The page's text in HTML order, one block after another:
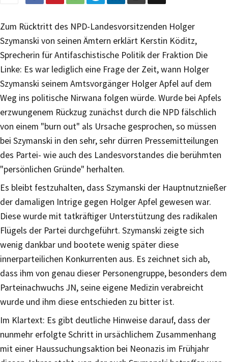
Zum Rücktritt des NPD-Landesvorsitzenden Holger
Szymanski von seinen Ämtern erklärt Kerstin Köditz,
Sprecherin für Antifaschistische Politik der Fraktion Die
Linke: Es war lediglich eine Frage der Zeit, wann Holger
Szymanski seinem Amtsvorgänger Holger Apfel auf dem
Weg ins politische Nirwana folgen würde. Wurde bei Apfels
erzwungenem Rückzug zunächst durch die NPD fälschlich
von einem "burn out" als Ursache gesprochen, so müssen
bei Szymanski in den sehr, sehr dürren Pressemitteilungen
des Partei- wie auch des Landesvorstandes die berühmten
"persönlichen Gründe" herhalten.
Es bleibt festzuhalten, dass Szymanski der Hauptnutznießer
der damaligen Intrige gegen Holger Apfel gewesen war.
Diese wurde mit tatkräftiger Unterstützung des radikalen
Flügels der Partei durchgeführt. Szymanski zeigte sich
wenig dankbar und bootete wenig später diese
innerparteilichen Konkurrenten aus. Es zeichnet sich ab,
dass ihm von genau dieser Personengruppe, besonders dem
Parteinachwuchs JN, seine eigene Medizin verabreicht
wurde und ihm diese entschieden zu bitter ist.
Im Klartext: Es gibt deutliche Hinweise darauf, dass der
nunmehr erfolgte Schritt in ursächlichem Zusammenhang
mit einer Haussuchungsaktion bei Neonazis im Frühjahr